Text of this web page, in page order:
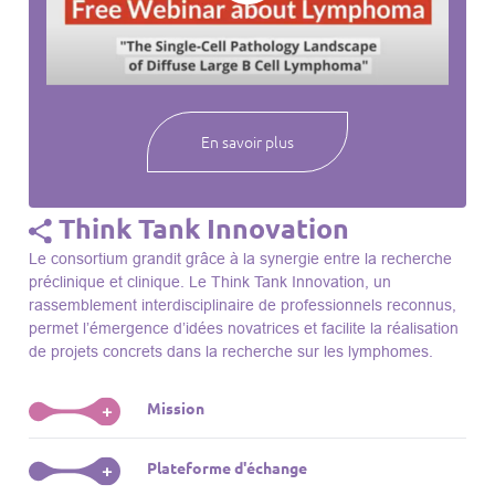
webinaires à venir, des séances précédentes et joignez-vous
notre compréhension des lymphomes et des maladies
En savoir plus
Think Tank Innovation
Le consortium grandit grâce à la synergie entre la recherche
préclinique et clinique. Le Think Tank Innovation, un
rassemblement interdisciplinaire de professionnels reconnus,
permet l’émergence d’idées novatrices et facilite la réalisation
de projets concrets dans la recherche sur les lymphomes.
+ Mission
Le Think Tank initie des projets, façonne des initiatives de
R&D, identifie des porteurs et promeut l’unité parmi les
+ Plateforme d'échange